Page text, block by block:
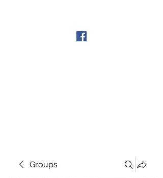
Groups